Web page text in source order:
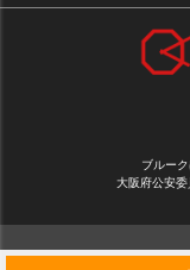
ブルー
大阪府公安